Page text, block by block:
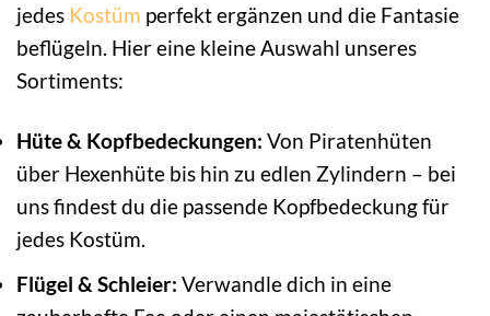
jedes Kostüm perfekt ergänzen und die Fantasie
beflügeln. Hier eine kleine Auswahl unseres
Sortiments:
Hüte & Kopfbedeckungen: Von Piratenhüten
über Hexenhüte bis hin zu edlen Zylindern – bei
uns findest du die passende Kopfbedeckung für
jedes Kostüm.
Flügel & Schleier: Verwandle dich in eine